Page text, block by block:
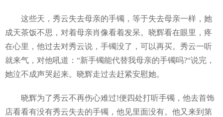
这些天，秀云失去母亲的手镯，等于失去母亲一样，她
成天茶饭不思，对着母亲肖像看着发呆。晓辉看在眼里，疼
在心里，他过去对秀云说，手镯没了，可以再买。秀云一听
就来气，对他吼道：“新手镯能代替我母亲的手镯吗?“说完，
她泣不成声哭起来。晓辉走过去赶紧安慰她。
晓辉为了秀云不再伤心难过!便四处打听手镯，他去首饰
店看看有没有秀云失去的手镯，他见里面没有。他又来到第